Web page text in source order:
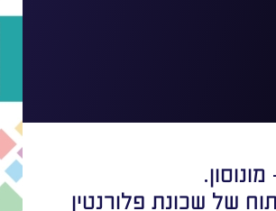
של שכונת פלורנטין